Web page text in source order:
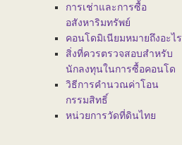
การเช่าและการซื้อ
อสังหาริมทรัพย์
คอนโดมิเนียมหมายถึงอะไร
สิ่งที่ควรตรวจสอบสำหรับ
นักลงทุนในการซื้อคอนโด
วิธีการคำนวณค่าโอน
กรรมสิทธิ์
หน่วยการวัดที่ดินไทย